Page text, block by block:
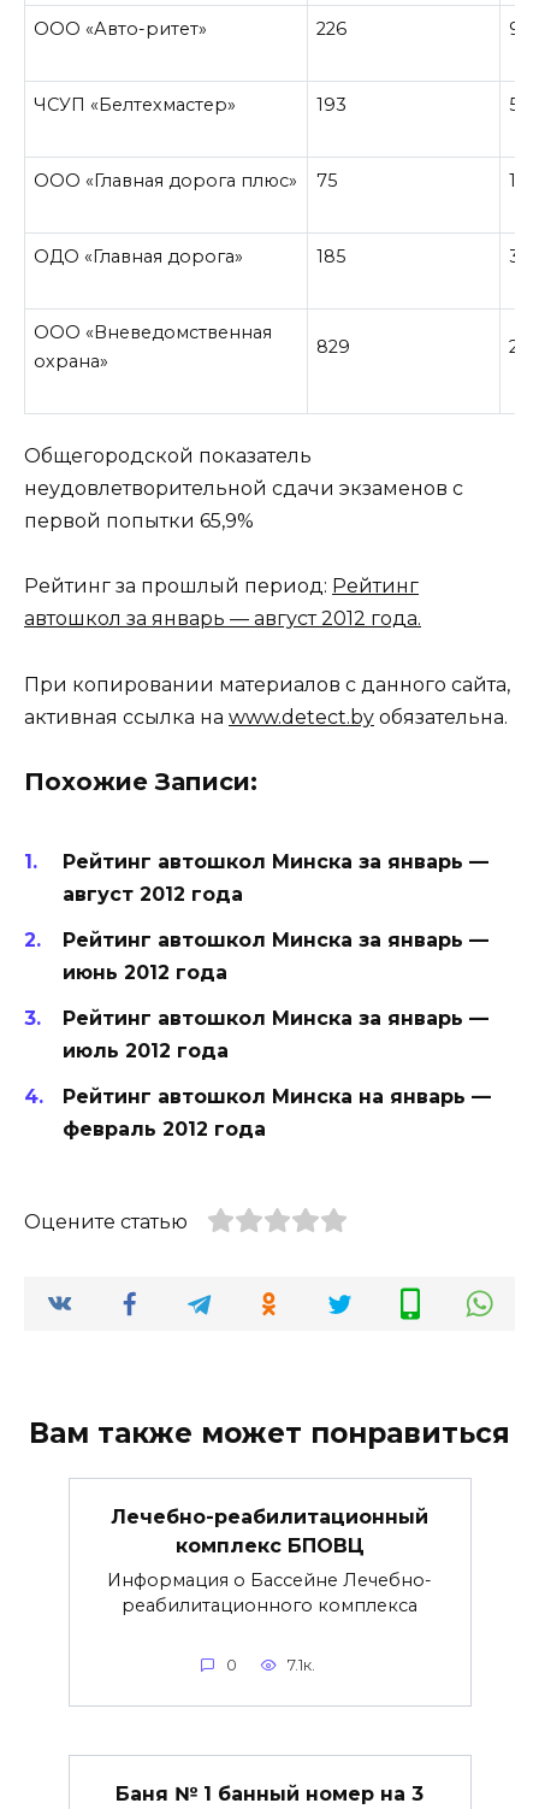
ООО «Авто-ритет» 226 96
ЧСУП «Белтехмастер» 193 53
ООО «Главная дорога плюс» 75 13
ОДО «Главная дорога» 185 34
ООО «Вневедомственная
охрана»
829
Общегородской показатель
неудовлетворительной сдачи экзаменов с
первой попытки 65,9%
Рейтинг за прошлый период: Рейтинг
автошкол за январь — август 2012 года.
При копировании материалов с данного сайта,
активная ссылка на www.detect.by обязательна.
Похожие Записи:
Рейтинг автошкол Минска за январь —
август 2012 года
Рейтинг автошкол Минска за январь —
июнь 2012 года
Рейтинг автошкол Минска за январь —
июль 2012 года
Рейтинг автошкол Минска на январь —
февраль 2012 года
Оцените статью
Вам также может понравиться
Лечебно-реабилитационный
комплекс БПОВЦ
Информация о Бассейне Лечебно-
реабилитационного комплекса
0 7.1к.
Баня № 1 банный номер на 3